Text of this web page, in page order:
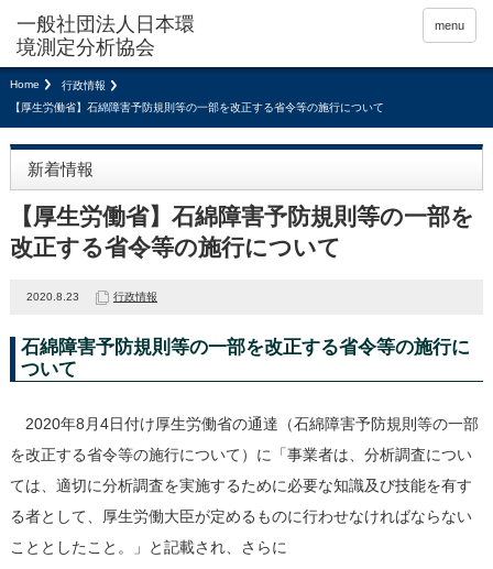
menu
Home
行政情報
【厚生労働省】石綿障害予防規則等の一部を改正する省令等の施行について
新着情報
【厚生労働省】石綿障害予防規則等の一部を
改正する省令等の施行について
2020.8.23 行政情報
石綿障害予防規則等の一部を改正する省令等の施行に
ついて
2020年8月4日付け厚生労働省の通達（石綿障害予防規則等の一部
を改正する省令等の施行について）に「事業者は、分析調査につい
ては、適切に分析調査を実施するために必要な知識及び技能を有す
る者として、厚生労働大臣が定めるものに行わせなければならない
こととしたこと。」と記載され、さらに